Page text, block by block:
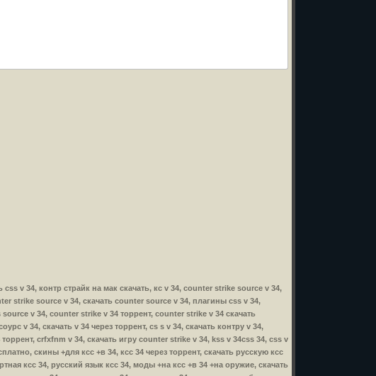
css v 34, контр страйк на мак скачать, кс v 34, counter strike source v 34,
strike source v 34, скачать counter source v 34, плагины css v 34,
v 34, counter strike v 34 торрент, counter strike v 34 скачать
v 34, скачать v 34 через торрент, cs s v 34, скачать контру v 34,
crfxfnm v 34, скачать игру counter strike v 34, kss v 34css 34, css v
скины +для ксс +в 34, ксс 34 через торрент, скачать русскую ксс
ксс 34, русский язык ксс 34, моды +на ксс +в 34 +на оружие, скачать